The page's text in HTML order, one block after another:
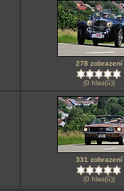
278 zobrazení
(0 hlas(ů))
331 zobrazení
(0 hlas(ů))